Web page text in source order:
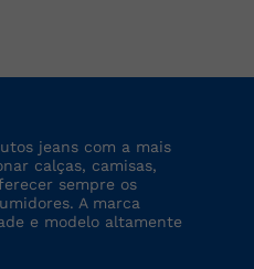
jeans com a mais
calças, camisas,
sempre os
A marca
e modelo altamente